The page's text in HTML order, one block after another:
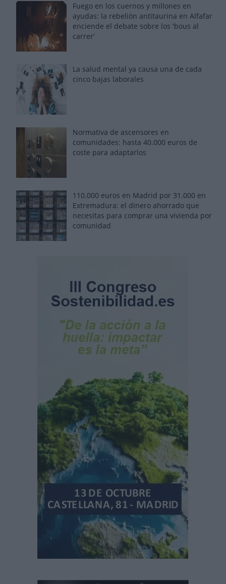
Fuego en los cuernos y millones en
ayudas: la rebelión antitaurina en Alfafar
enciende el debate sobre los 'bous al
carrer'
La salud mental ya causa una de cada
cinco bajas laborales
Normativa de ascensores en
comunidades: hasta 40.000 euros de
coste para adaptarlos
110.000 euros en Madrid por 31.000 en
Extremadura: el dinero ahorrado que
necesitas para comprar una vivienda por
comunidad